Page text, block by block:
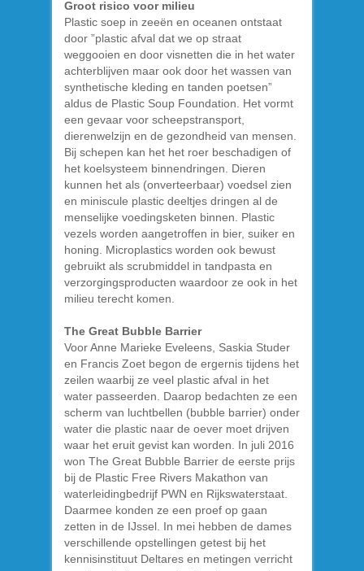
Groot risico voor milieu
Plastic soep in zeeën en oceanen ontstaat
door ”plastic afval dat we op straat
weggooien en door visnetten die in het water
achterblijven maar ook door het wassen van
synthetische kleding en tanden poetsen”
aldus de Plastic Soup Foundation. Het vormt
een gevaar voor scheepstransport,
dierenwelzijn en de gezondheid van mensen.
Bij schepen kan het het roer beschadigen of
het koelsysteem binnendringen. Dieren
kunnen het als (onverteerbaar) voedsel zien
en miniscule plastic deeltjes dringen al de
menselijke voedingsketen binnen. Plastic
vezels worden aangetroffen in bier, suiker en
honing. Microplastics worden ook bewust
gebruikt als scrubmiddel in tandpasta en
verzorgingsproducten waardoor ze ook in het
milieu terecht komen.
The Great Bubble Barrier
Voor Anne Marieke Eveleens, Saskia Studer
en Francis Zoet begon de ergernis tijdens het
zeilen waarbij ze veel plastic afval in het
water passeerden. Daarop bedachten ze een
scherm van luchtbellen (bubble barrier) onder
water die plastic naar de oever moet drijven
waar het eruit gevist kan worden. In juli 2016
won The Great Bubble Barrier de eerste prijs
bij de Plastic Free Rivers Makathon van
waterleidingbedrijf PWN en Rijkswaterstaat.
Daarmee konden ze een proef op gaan
zetten in de IJssel. In mei hebben de dames
verschillende opstellingen getest bij het
kennisinstituut Deltares en metingen verricht